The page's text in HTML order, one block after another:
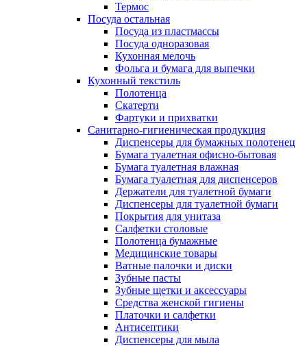
Термос
Посуда остальная
Посуда из пластмассы
Посуда одноразовая
Кухонная мелочь
Фольга и бумага для выпечки
Кухонный текстиль
Полотенца
Скатерти
Фартуки и прихватки
Санитарно-гигиеническая продукция
Диспенсеры для бумажных полотенец
Бумага туалетная офисно-бытовая
Бумага туалетная влажная
Бумага туалетная для диспенсеров
Держатели для туалетной бумаги
Диспенсеры для туалетной бумаги
Покрытия для унитаза
Салфетки столовые
Полотенца бумажные
Медицинские товары
Ватные палочки и диски
Зубные пасты
Зубные щетки и аксессуары
Средства женской гигиены
Платочки и салфетки
Антисептики
Диспенсеры для мыла